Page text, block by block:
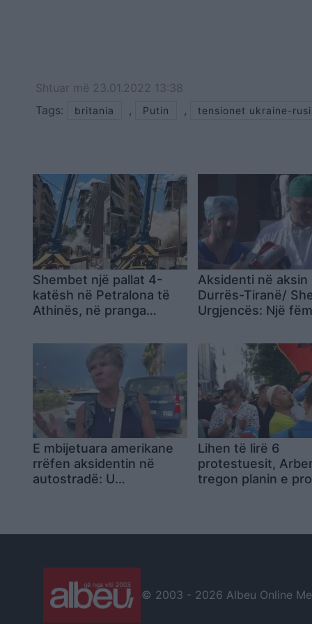
Shtuar më 23.01.2022 13:38
Tags:
britania , Putin , tensionet ukraine-rusi
Shembet një pallat 4-
katësh në Petralona të
Athinës, në pranga
pas dyshimeve për
punimet pranë godinës
Aksidenti në aksin
Durrës-Tiranë/
Urgjencës: Një
rëndë ndërsa 5 të
janë në operim
E mbijetuara amerikane
rrëfen aksidentin në
autostradë: U
Lihen të lirë 6
protestuesit,
tregon planin e
© 2003 - 2026 Albeu Online